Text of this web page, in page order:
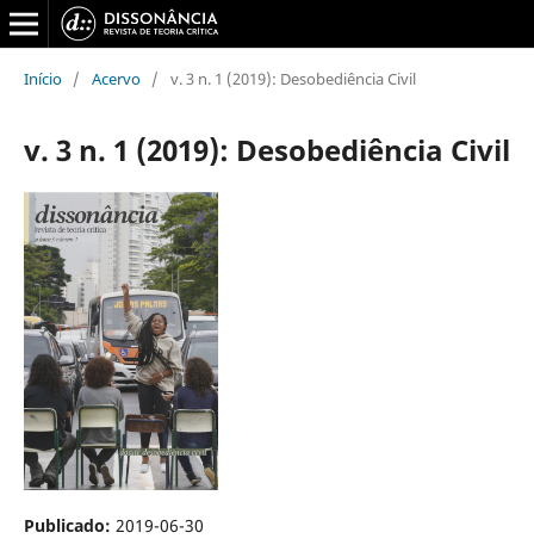
Início / Acervo / v. 3 n. 1 (2019): Desobediência Civil
v. 3 n. 1 (2019): Desobediência Civil
Publicado: 2019-06-30